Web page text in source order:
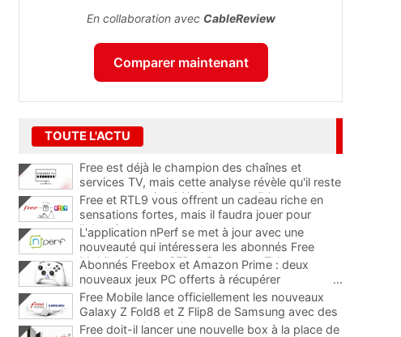
En collaboration avec CableReview
Comparer maintenant
TOUTE L'ACTU
Free est déjà le champion des chaînes et
services TV, mais cette analyse révèle qu'il reste
encore au moins 141 ajouts possibles
Free et RTL9 vous offrent un cadeau riche en
sensations fortes, mais il faudra jouer pour
l'obtenir
L'application nPerf se met à jour avec une
nouveauté qui intéressera les abonnés Free
Mobile, Orange, SFR et Bouygues Telecom
Abonnés Freebox et Amazon Prime : deux
nouveaux jeux PC offerts à récupérer
...
Free Mobile lance officiellement les nouveaux
Galaxy Z Fold8 et Z Flip8 de Samsung avec des
promos et des cadeaux
...
Free doit-il lancer une nouvelle box à la place de